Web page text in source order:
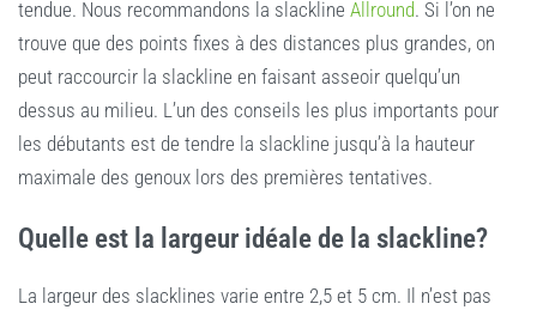
tendue. Nous recommandons la slackline Allround. Si l’on ne
trouve que des points fixes à des distances plus grandes, on
peut raccourcir la slackline en faisant asseoir quelqu’un
dessus au milieu. L’un des conseils les plus importants pour
les débutants est de tendre la slackline jusqu’à la hauteur
maximale des genoux lors des premières tentatives.
Quelle est la largeur idéale de la slackline?
La largeur des slacklines varie entre 2,5 et 5 cm. Il n’est pas